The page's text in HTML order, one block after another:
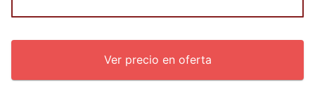
Ver precio en oferta